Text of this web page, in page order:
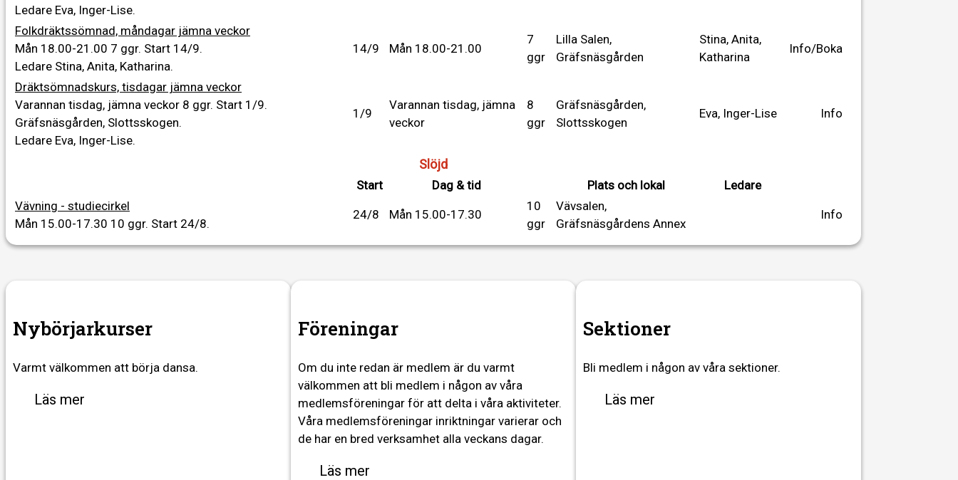
Ledare Eva, Inger-Lise.
Folkdräktssömnad, måndagar jämna veckor
Mån 18.00-21.00 7 ggr. Start 14/9.
Ledare Stina, Anita, Katharina.
14/9 Mån 18.00-21.00
7
ggr
Lilla Salen,
Gräfsnäsgården
Stina, Anita,
Katharina
Info/Boka
Dräktsömnadskurs, tisdagar jämna veckor
Varannan tisdag, jämna veckor 8 ggr. Start 1/9.
Gräfsnäsgården, Slottsskogen.
Ledare Eva, Inger-Lise.
1/9
Varannan tisdag, jämna
veckor
8
ggr
Gräfsnäsgården,
Slottsskogen
Eva, Inger-Lise Info
Slöjd
Start Dag & tid Plats och lokal
Ledare
Vävning - studiecirkel
Mån 15.00-17.30 10 ggr. Start 24/8.
24/8 Mån 15.00-17.30
10
ggr
Vävsalen,
Gräfsnäsgårdens Annex
Info
Nybörjarkurser
Varmt välkommen att börja dansa.
Läs mer
Föreningar
Om du inte redan är medlem är du varmt
välkommen att bli medlem i någon av våra
medlemsföreningar för att delta i våra aktiviteter.
Våra medlemsföreningar inriktningar varierar och
de har en bred verksamhet alla veckans dagar.
Läs mer
Sektioner
Bli medlem i någon av våra sektioner.
Läs mer